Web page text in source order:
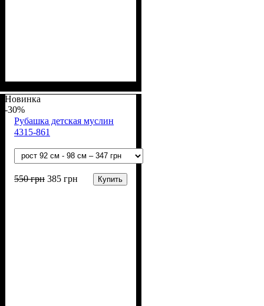
хлопок)
Новинка
-30%
Рубашка детская муслин
4315-861
550грн 385 грн Купить